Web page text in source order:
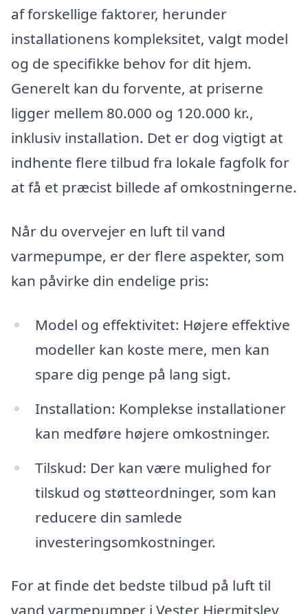
af forskellige faktorer, herunder
installationens kompleksitet, valgt model
og de specifikke behov for dit hjem.
Generelt kan du forvente, at priserne
ligger mellem 80.000 og 120.000 kr.,
inklusiv installation. Det er dog vigtigt at
indhente flere tilbud fra lokale fagfolk for
at få et præcist billede af omkostningerne.
Når du overvejer en luft til vand
varmepumpe, er der flere aspekter, som
kan påvirke din endelige pris:
Model og effektivitet: Højere effektive
modeller kan koste mere, men kan
spare dig penge på lang sigt.
Installation: Komplekse installationer
kan medføre højere omkostninger.
Tilskud: Der kan være mulighed for
tilskud og støtteordninger, som kan
reducere din samlede
investeringsomkostninger.
For at finde det bedste tilbud på luft til
vand varmepumper i Vester Hjermitslev,